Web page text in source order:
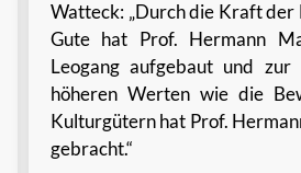
Watteck: „Durch die Kraft der
Gute hat Prof. Hermann
Leogang aufgebaut und
höheren Werten wie die
Kulturgütern hat Prof.
gebracht.“